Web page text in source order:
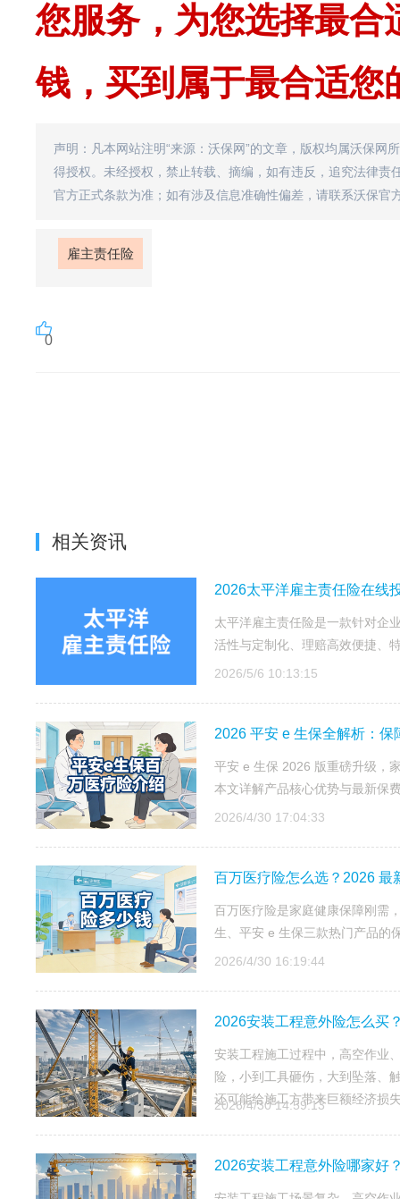
您服务，为您选择最合
钱，买到属于最合适您
声明：凡本网站注明“来源：沃保网”的文章，版权均属沃保网
得授权。未经授权，禁止转载、摘编，如有违反，追究法律
官方正式条款为准；如有涉及信息准确性偏差，请联系沃保官
雇主责任险
0
相关资讯
2026太平洋雇主责任险在线
太平洋雇主责任险是一款针对企
活性与定制化、理赔高效便捷、
2026/5/6 10:13:15
2026 平安 e 生保全解析：保
平安 e 生保 2026 版重磅升级，
本文详解产品核心优势与最新保
2026/4/30 17:04:33
百万医疗险怎么选？2026 最
百万医疗险是家庭健康保障刚需
生、平安 e 生保三款热门产品的
2026/4/30 16:19:44
2026安装工程意外险怎么买
安装工程施工过程中，高空作业
险，小到工具砸伤，大到坠落、
还可能给施工方带来巨额经济损
2026/4/30 14:59:13
2026安装工程意外险哪家好